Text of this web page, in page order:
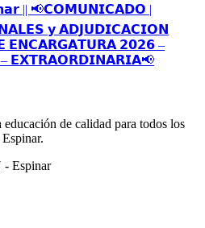
|| 📢𝗖𝗢𝗠𝗨𝗡𝗜𝗖𝗔𝗗𝗢 |
𝘆 𝗔𝗗𝗝𝗨𝗗𝗜𝗖𝗔𝗖𝗜𝗢𝗡
𝗘𝗡𝗖𝗔𝗥𝗚𝗔𝗧𝗨𝗥𝗔 𝟮𝟬𝟮𝟲 –
𝗘𝗫𝗧𝗥𝗔𝗢𝗥𝗗𝗜𝗡𝗔𝗥𝗜𝗔📢
de calidad para todos los
- Espinar